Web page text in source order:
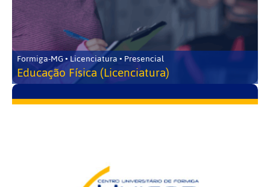
Formiga-MG • Licenciatura • Presencial
Educação Física (Licenciatura)